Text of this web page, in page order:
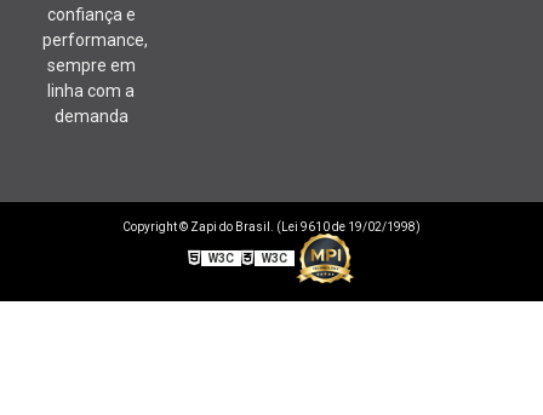
confiança e
performance,
sempre em
linha com a
demanda
Copyright © Zapi do Brasil. (Lei 9610 de 19/02/1998)
W3C W3C